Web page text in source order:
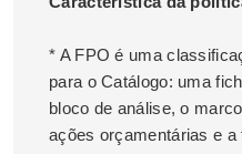
* A FPO é uma
para o Catálogo: uma
bloco de análise, o
ações orçamentárias e